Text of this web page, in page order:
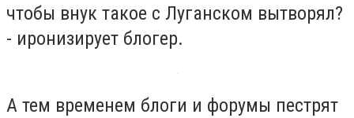
чтобы внук такое с Луганском вытворял?
- иронизирует блогер.
А тем временем блоги и форумы пестрят